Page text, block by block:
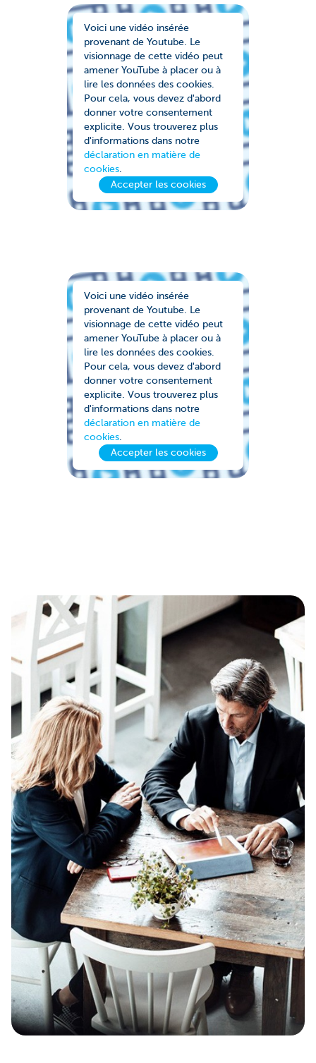
Voici une vidéo insérée
provenant de Youtube. Le
visionnage de cette vidéo peut
amener YouTube à placer ou à
lire les données des cookies.
Pour cela, vous devez d'abord
donner votre consentement
explicite. Vous trouverez plus
d'informations dans notre
déclaration en matière de
cookies.
Accepter les cookies
Voici une vidéo insérée
provenant de Youtube. Le
visionnage de cette vidéo peut
amener YouTube à placer ou à
lire les données des cookies.
Pour cela, vous devez d'abord
donner votre consentement
explicite. Vous trouverez plus
d'informations dans notre
déclaration en matière de
cookies.
Accepter les cookies